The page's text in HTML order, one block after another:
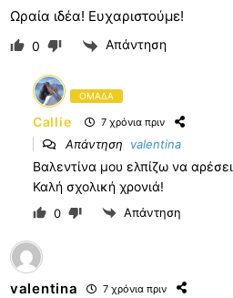
Ωραία ιδέα! Ευχαριστούμε!
0 Απάντηση
ΟΜΑΔΑ
Callie 7 χρόνια πριν
Απάντηση valentina
Βαλεντίνα μου ελπίζω να
Καλή σχολική χρονιά!
0 Απάντηση
valentina 7 χρόνια πριν